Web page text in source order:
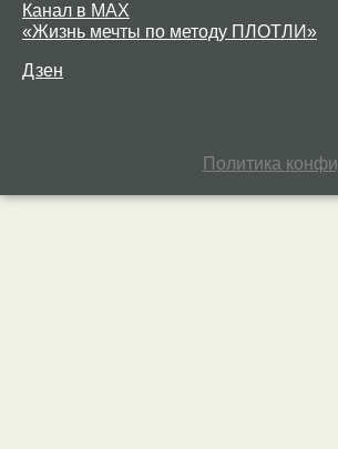
Канал в MAX
«Жизнь мечты по методу ПЛОТЛИ»
Дзен
Политика